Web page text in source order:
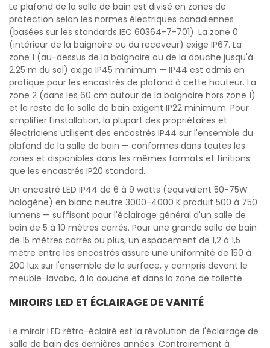
Le plafond de la salle de bain est divisé en zones de
protection selon les normes électriques canadiennes
(basées sur les standards IEC 60364-7-701). La zone 0
(intérieur de la baignoire ou du receveur) exige IP67. La
zone 1 (au-dessus de la baignoire ou de la douche jusqu'à
2,25 m du sol) exige IP45 minimum — IP44 est admis en
pratique pour les encastrés de plafond à cette hauteur. La
zone 2 (dans les 60 cm autour de la baignoire hors zone 1)
et le reste de la salle de bain exigent IP22 minimum. Pour
simplifier l'installation, la plupart des propriétaires et
électriciens utilisent des encastrés IP44 sur l'ensemble du
plafond de la salle de bain — conformes dans toutes les
zones et disponibles dans les mêmes formats et finitions
que les encastrés IP20 standard.
Un encastré LED IP44 de 6 à 9 watts (equivalent 50-75W
halogène) en blanc neutre 3000-4000 K produit 500 à 750
lumens — suffisant pour l'éclairage général d'un salle de
bain de 5 à 10 mètres carrés. Pour une grande salle de bain
de 15 mètres carrés ou plus, un espacement de 1,2 à 1,5
mètre entre les encastrés assure une uniformité de 150 à
200 lux sur l'ensemble de la surface, y compris devant le
meuble-lavabo, à la douche et dans la zone de toilette.
MIROIRS LED ET ÉCLAIRAGE DE VANITÉ
Le miroir LED rétro-éclairé est la révolution de l'éclairage de
salle de bain des dernières années. Contrairement à